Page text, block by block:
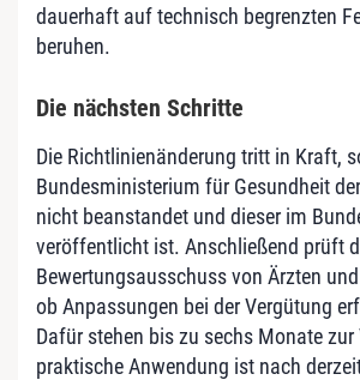
dauerhaft auf technisch begrenzten
beruhen.
Die nächsten Schritte
Die Richtlinienänderung tritt in Kraft,
Bundesministerium für Gesundheit
nicht beanstandet und dieser im
veröffentlicht ist. Anschließend prüft
Bewertungsausschuss von Ärzten
ob Anpassungen bei der Vergütung
Dafür stehen bis zu sechs Monate
praktische Anwendung ist nach